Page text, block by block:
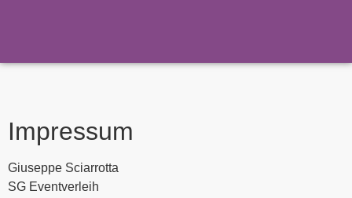
Impressum
Giuseppe Sciarrotta
SG Eventverleih